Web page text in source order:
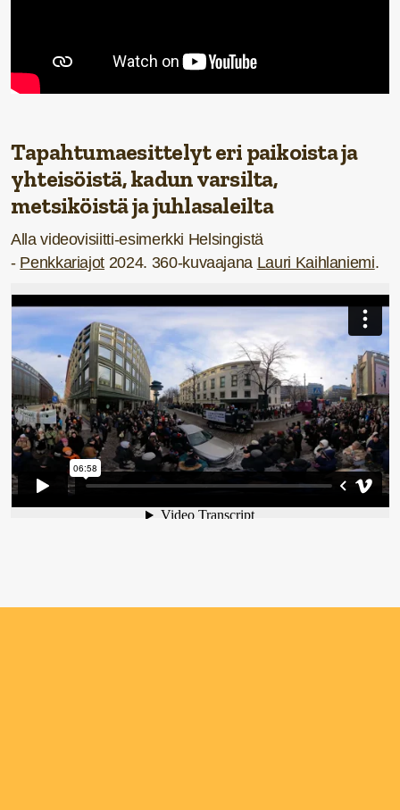
Tapahtumaesittelyteri paikoista ja
yhteisöistä, kadun varsilta,
metsiköistä ja juhlasaleilta
Alla videovisiitti-esimerkki Helsingistä
- Penkkariajot 2024. 360-kuvaajana Lauri Kaihlaniemi.